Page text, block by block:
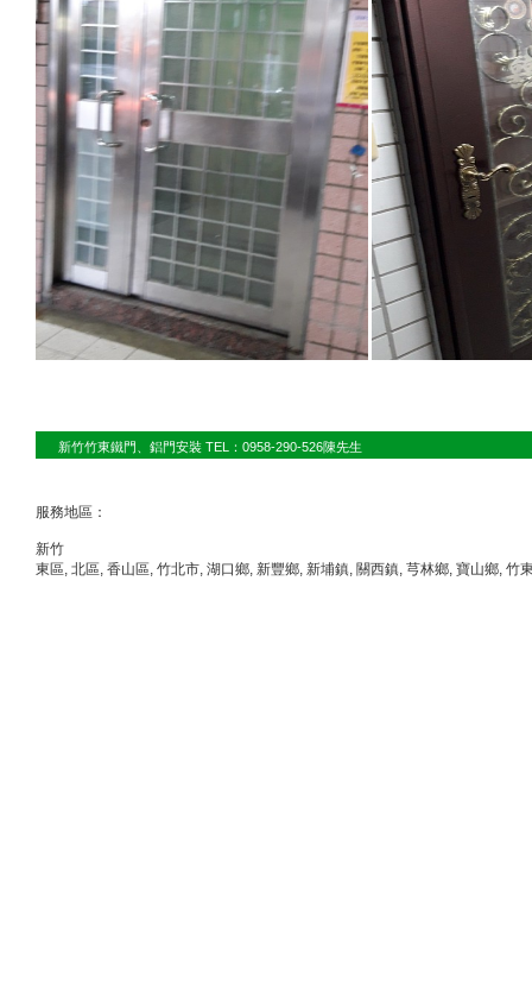
新竹竹東鐵門、鋁門安裝 TEL：0958-290-526陳先生
服務地區：
新竹
東區, 北區, 香山區, 竹北市, 湖口鄉, 新豐鄉, 新埔鎮, 關西鎮, 芎林鄉, 寶山鄉, 竹